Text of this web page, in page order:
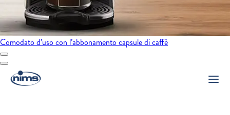
Comodato d’uso con l’abbonamento capsule di caffè